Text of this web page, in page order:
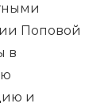
Поповой
в
и